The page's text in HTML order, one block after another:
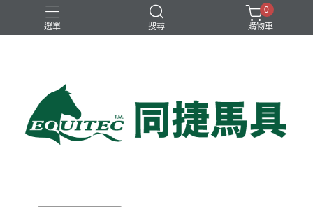
選單 搜尋
兒童比賽馬褲
男用比賽衫
0
購物車